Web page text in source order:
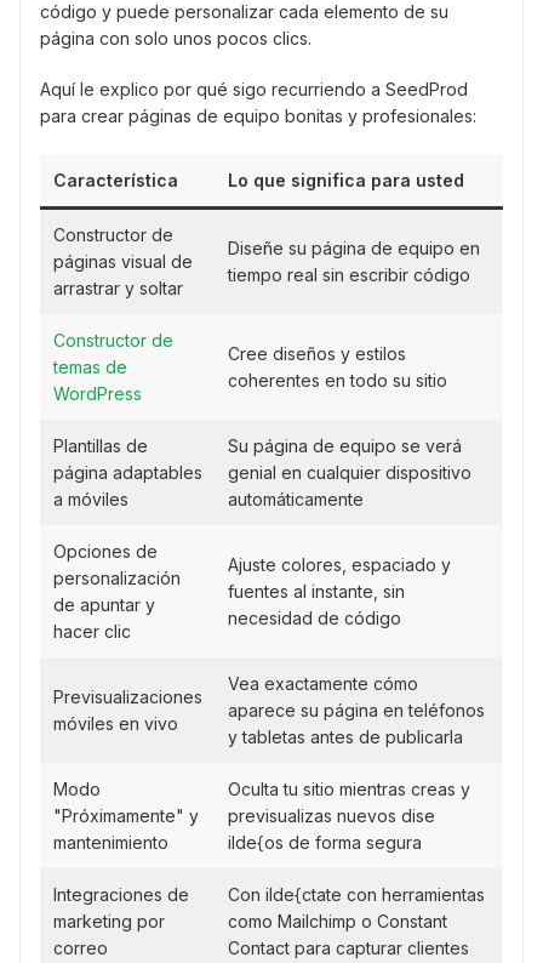
código y puede personalizar cada elemento de su
página con solo unos pocos clics.
Aquí le explico por qué sigo recurriendo a SeedProd
para crear páginas de equipo bonitas y profesionales:
Característica Lo que significa para usted
Constructor de
páginas visual de
arrastrar y soltar
Diseñe su página de equipo en
tiempo real sin escribir código
Constructor de
temas de
WordPress
Cree diseños y estilos
coherentes en todo su sitio
Plantillas de
página adaptables
a móviles
Su página de equipo se verá
genial en cualquier dispositivo
automáticamente
Opciones de
personalización
de apuntar y
hacer clic
Ajuste colores, espaciado y
fuentes al instante, sin
necesidad de código
Previsualizaciones
móviles en vivo
Vea exactamente cómo
aparece su página en teléfonos
y tabletas antes de publicarla
Modo
"Próximamente" y
mantenimiento
Oculta tu sitio mientras creas y
previsualizas nuevos dise
ilde{os de forma segura
Integraciones de
marketing por
correo
Con ilde{ctate con herramientas
como Mailchimp o Constant
Contact para capturar clientes